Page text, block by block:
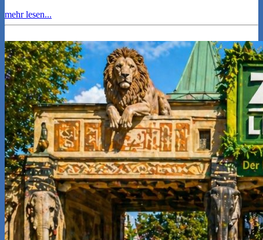
mehr lesen...